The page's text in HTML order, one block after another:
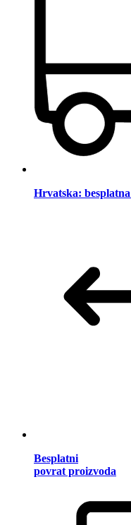
Hrvatska:
Besplatni
povrat proizvoda